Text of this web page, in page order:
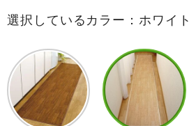
選択しているカラー：ホワイト